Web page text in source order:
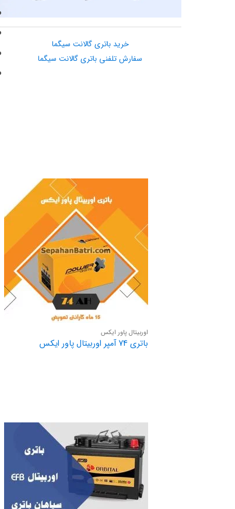
خرید باتری گالانت سیگما
سفارش تلفنی باتری گالانت سیگما
اوربیتال پاور ایکس
باتری 74 آمپر اوربیتال پاور ایکس